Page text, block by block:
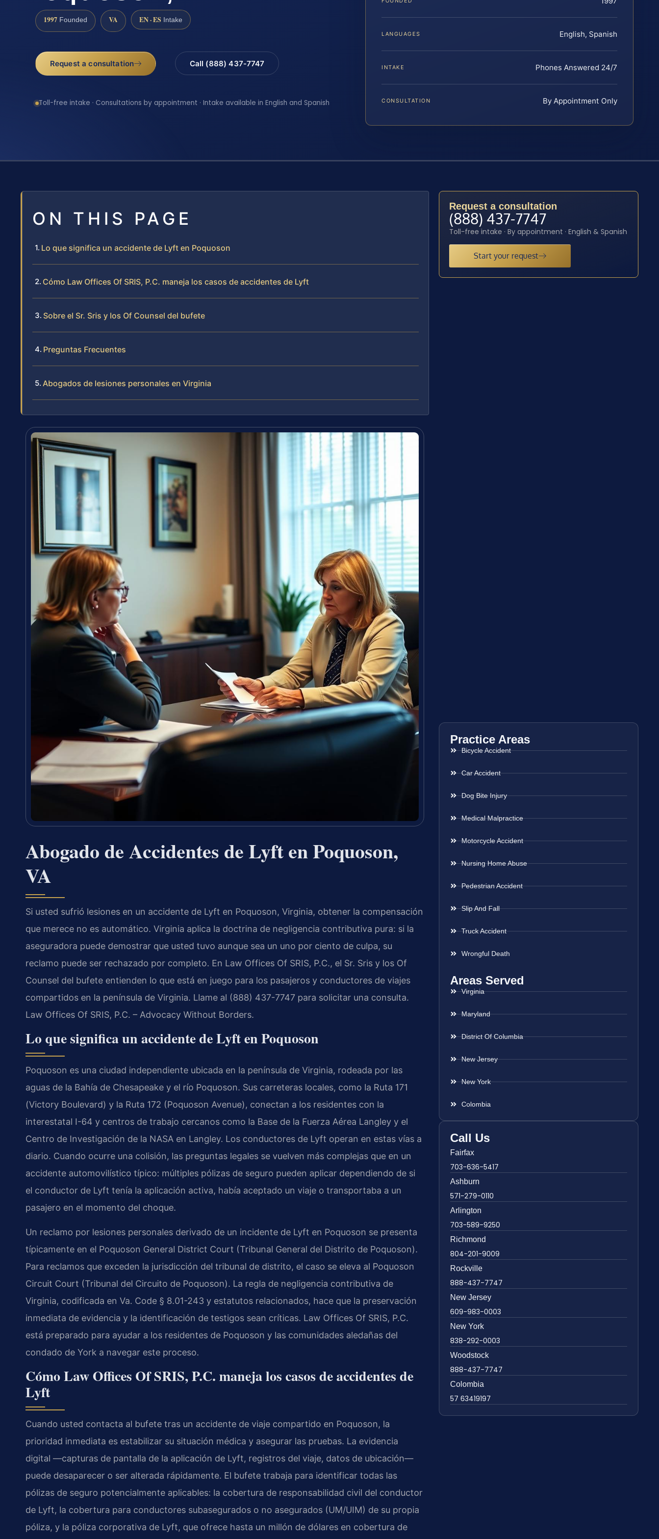
1997 Founded VA EN · ES Intake
Request a consultation Call (888) 437-7747
Toll-free intake · Consultations by appointment · Intake available in English and Spanish
LANGUAGES English, Spanish
INTAKE Phones Answered 24/7
CONSULTATION By Appointment Only
ON THIS PAGE
Lo que significa un accidente de Lyft en Poquoson
Cómo Law Offices Of SRIS, P.C. maneja los casos de accidentes de Lyft
Sobre el Sr. Sris y los Of Counsel del bufete
Preguntas Frecuentes
Abogados de lesiones personales en Virginia
Abogado de Accidentes de Lyft en Poquoson,
VA
Si usted sufrió lesiones en un accidente de Lyft en Poquoson, Virginia, obtener la compensación
que merece no es automático. Virginia aplica la doctrina de negligencia contributiva pura: si la
aseguradora puede demostrar que usted tuvo aunque sea un uno por ciento de culpa, su
reclamo puede ser rechazado por completo. En Law Offices Of SRIS, P.C., el Sr. Sris y los Of
Counsel del bufete entienden lo que está en juego para los pasajeros y conductores de viajes
compartidos en la península de Virginia. Llame al (888) 437-7747 para solicitar una consulta.
Law Offices Of SRIS, P.C. – Advocacy Without Borders.
Lo que significa un accidente de Lyft en Poquoson
Poquoson es una ciudad independiente ubicada en la península de Virginia, rodeada por las
aguas de la Bahía de Chesapeake y el río Poquoson. Sus carreteras locales, como la Ruta 171
(Victory Boulevard) y la Ruta 172 (Poquoson Avenue), conectan a los residentes con la
interestatal I-64 y centros de trabajo cercanos como la Base de la Fuerza Aérea Langley y el
Centro de Investigación de la NASA en Langley. Los conductores de Lyft operan en estas vías a
diario. Cuando ocurre una colisión, las preguntas legales se vuelven más complejas que en un
accidente automovilístico típico: múltiples pólizas de seguro pueden aplicar dependiendo de si
el conductor de Lyft tenía la aplicación activa, había aceptado un viaje o transportaba a un
pasajero en el momento del choque.
Un reclamo por lesiones personales derivado de un incidente de Lyft en Poquoson se presenta
típicamente en el Poquoson General District Court (Tribunal General del Distrito de Poquoson).
Para reclamos que exceden la jurisdicción del tribunal de distrito, el caso se eleva al Poquoson
Circuit Court (Tribunal del Circuito de Poquoson). La regla de negligencia contributiva de
Virginia, codificada en Va. Code § 8.01-243 y estatutos relacionados, hace que la preservación
inmediata de evidencia y la identificación de testigos sean críticas. Law Offices Of SRIS, P.C.
está preparado para ayudar a los residentes de Poquoson y las comunidades aledañas del
condado de York a navegar este proceso.
Cómo Law Offices Of SRIS, P.C. maneja los casos de accidentes de
Lyft
Cuando usted contacta al bufete tras un accidente de viaje compartido en Poquoson, la
prioridad inmediata es estabilizar su situación médica y asegurar las pruebas. La evidencia
digital —capturas de pantalla de la aplicación de Lyft, registros del viaje, datos de ubicación—
puede desaparecer o ser alterada rápidamente. El bufete trabaja para identificar todas las
pólizas de seguro potencialmente aplicables: la cobertura de responsabilidad civil del conductor
de Lyft, la cobertura para conductores subasegurados o no asegurados (UM/UIM) de su propia
póliza, y la póliza corporativa de Lyft, que ofrece hasta un millón de dólares en cobertura de
Request a consultation
(888) 437-7747
Toll-free intake · By appointment · English & Spanish
Start your request
Practice Areas
Bicycle Accident
Car Accident
Dog Bite Injury
Medical Malpractice
Motorcycle Accident
Nursing Home Abuse
Pedestrian Accident
Slip And Fall
Truck Accident
Wrongful Death
Areas Served
Virginia
Maryland
District Of Columbia
New Jersey
New York
Colombia
Call Us
Fairfax
703-636-5417
Ashburn
571-279-0110
Arlington
703-589-9250
Richmond
804-201-9009
Rockville
888-437-7747
New Jersey
609-983-0003
New York
838-292-0003
Woodstock
888-437-7747
Colombia
57 63419197